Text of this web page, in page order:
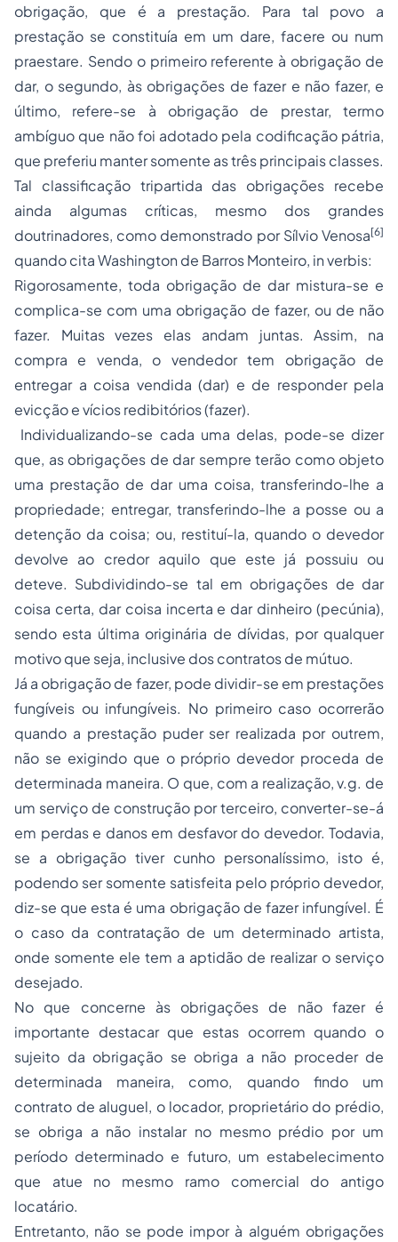
obrigação, que é a prestação. Para tal povo a
prestação se constituía em um dare, facere ou num
praestare. Sendo o primeiro referente à obrigação de
dar, o segundo, às obrigações de fazer e não fazer, e
último, refere-se à obrigação de prestar, termo
ambíguo que não foi adotado pela codificação pátria,
que preferiu manter somente as três principais classes.
Tal classificação tripartida das obrigações recebe
ainda algumas críticas, mesmo dos grandes
doutrinadores, como demonstrado por Sílvio Venosa[6]
quando cita Washington de Barros Monteiro, in verbis:
Rigorosamente, toda obrigação de dar mistura-se e
complica-se com uma obrigação de fazer, ou de não
fazer. Muitas vezes elas andam juntas. Assim, na
compra e venda, o vendedor tem obrigação de
entregar a coisa vendida (dar) e de responder pela
evicção e vícios redibitórios (fazer).
Individualizando-se cada uma delas, pode-se dizer
que, as obrigações de dar sempre terão como objeto
uma prestação de dar uma coisa, transferindo-lhe a
propriedade; entregar, transferindo-lhe a posse ou a
detenção da coisa; ou, restituí-la, quando o devedor
devolve ao credor aquilo que este já possuiu ou
deteve. Subdividindo-se tal em obrigações de dar
coisa certa, dar coisa incerta e dar dinheiro (pecúnia),
sendo esta última originária de dívidas, por qualquer
motivo que seja, inclusive dos contratos de mútuo.
Já a obrigação de fazer, pode dividir-se em prestações
fungíveis ou infungíveis. No primeiro caso ocorrerão
quando a prestação puder ser realizada por outrem,
não se exigindo que o próprio devedor proceda de
determinada maneira. O que, com a realização, v.g. de
um serviço de construção por terceiro, converter-se-á
em perdas e danos em desfavor do devedor. Todavia,
se a obrigação tiver cunho personalíssimo, isto é,
podendo ser somente satisfeita pelo próprio devedor,
diz-se que esta é uma obrigação de fazer infungível. É
o caso da contratação de um determinado artista,
onde somente ele tem a aptidão de realizar o serviço
desejado.
No que concerne às obrigações de não fazer é
importante destacar que estas ocorrem quando o
sujeito da obrigação se obriga a não proceder de
determinada maneira, como, quando findo um
contrato de aluguel, o locador, proprietário do prédio,
se obriga a não instalar no mesmo prédio por um
período determinado e futuro, um estabelecimento
que atue no mesmo ramo comercial do antigo
locatário.
Entretanto, não se pode impor à alguém obrigações